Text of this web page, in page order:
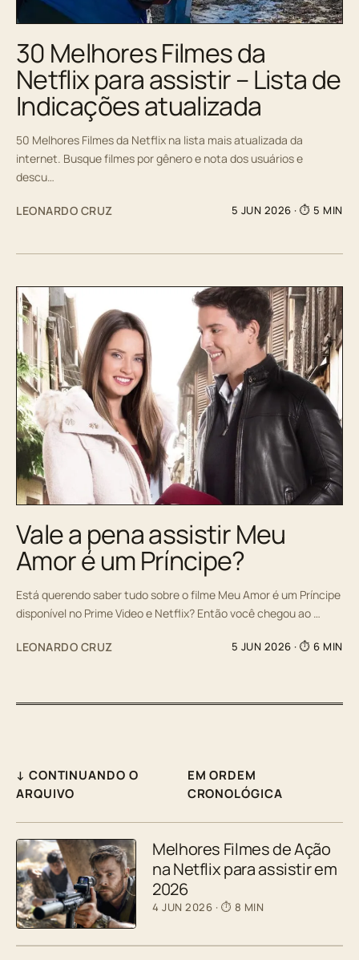
30 Melhores Filmes da
Netflix para assistir – Lista de
Indicações atualizada
50 Melhores Filmes da Netflix na lista mais atualizada da
internet. Busque filmes por gênero e nota dos usuários e
descu…
LEONARDO CRUZ 5 JUN 2026 · ⏱ 5 MIN
Vale a pena assistir Meu
Amor é um Príncipe?
Está querendo saber tudo sobre o filme Meu Amor é um Príncipe
disponível no Prime Video e Netflix? Então você chegou ao …
LEONARDO CRUZ 5 JUN 2026 · ⏱ 6 MIN
↓ CONTINUANDO O
ARQUIVO
EM ORDEM
CRONOLÓGICA
Melhores Filmes de Ação
na Netflix para assistir em
2026
4 JUN 2026 · ⏱ 8 MIN